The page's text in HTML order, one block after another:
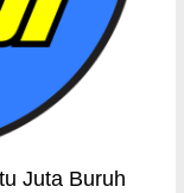
Juta Buruh